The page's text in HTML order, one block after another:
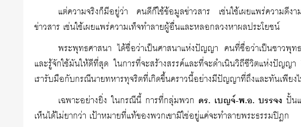
แต่ความจริงก็มีอยู่ว่า คนดีก็ใช้ข้อมูลข่าวสาร เช่นใช้เผยแพร่ความดีง
ข่าวสาร เช่นใช้เผยแพร่ความเท็จทำลายผู้อื่นและหลอกลวงหาผลประโยชน์
พระพุทธศาสนา ได้ชื่อว่าเป็นศาสนาแห่งปัญญา คนที่ชื่อว่าเป็นชาวพุทธ
และรู้จักใช้มันให้ดีที่สุด ในการที่จะสร้างสรรค์และที่จะดำเนินวิถีชีวิตแห่งปัญญ
เรารับมือกับกรณีนายทหารทุจริตที่เกิดขึ้นคราวนี้อย่างมีปัญญาที่ถึงและทันเพียงไ
เฉพาะอย่างยิ่ง ในกรณีนี้ การที่กลุ่มพวก ดร. เบญจ์-พ.อ. บรรจง ปั้น
เห็นได้ไม่ยากว่า เป้าหมายที่แท้ของพวกเขามิใช่อยู่แค่จะทำลายพระธรรมปิฎก